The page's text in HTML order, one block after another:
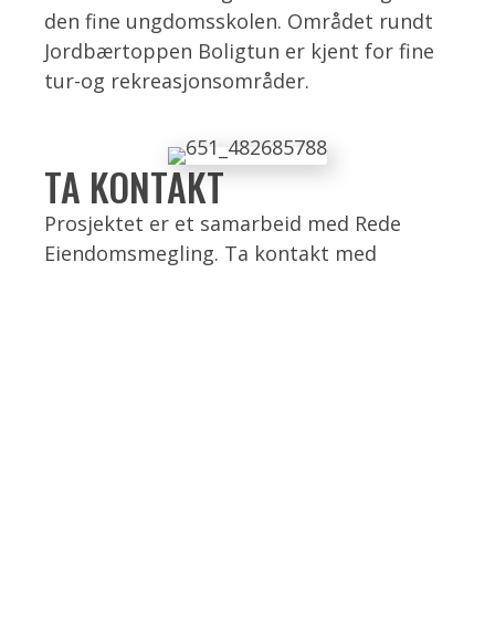
den fine ungdomsskolen. Området rundt
Jordbærtoppen Boligtun er kjent for fine
tur-og rekreasjonsområder.
TA KONTAKT
Prosjektet er et samarbeid med Rede
Eiendomsmegling. Ta kontakt med